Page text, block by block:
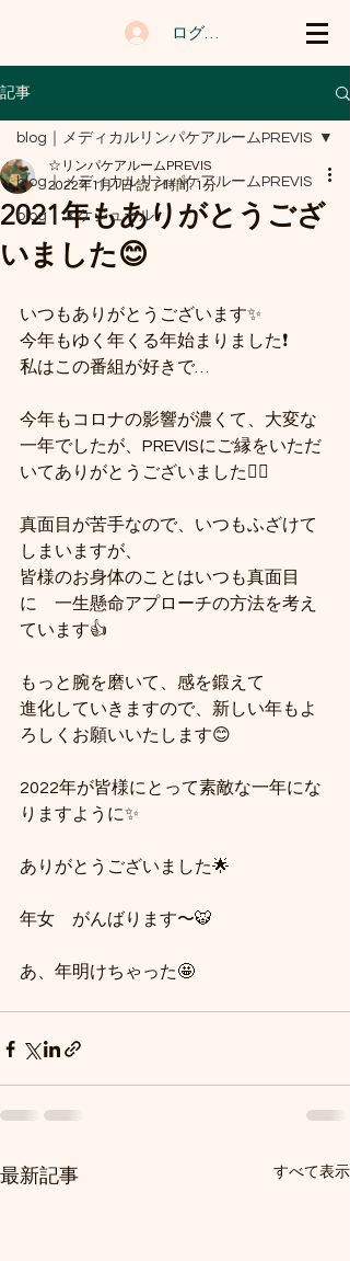
ログイン
記事
blog｜メディカルリンパケアルームPREVIS
blog｜スケジュール
blog｜メディカルリンパケアルームPREVIS
2021年もありがとうござ
いました😊
☆リンパケアルームPREVIS
2022年1月1日 読了時間: 1分
いつもありがとうございます✨
今年もゆく年くる年始まりました❗️
私はこの番組が好きで…
今年もコロナの影響が濃くて、大変な
一年でしたが、PREVISにご縁をいただ
いてありがとうございました🙇‍♀️
真面目が苦手なので、いつもふざけて
しまいますが、
皆様のお身体のことはいつも真面目
に　一生懸命アプローチの方法を考え
ています👍
もっと腕を磨いて、感を鍛えて
進化していきますので、新しい年もよ
ろしくお願いいたします😊
2022年が皆様にとって素敵な一年にな
りますように✨
ありがとうございました🌟
年女　がんばります〜🐯
あ、年明けちゃった🤩
最新記事 すべて表示